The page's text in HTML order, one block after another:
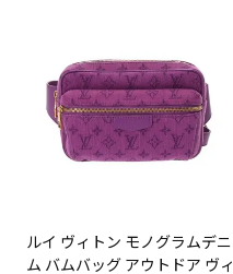
ルイ ヴィトン モノグラムデニ
ム バムバッグ アウトドア ヴィ